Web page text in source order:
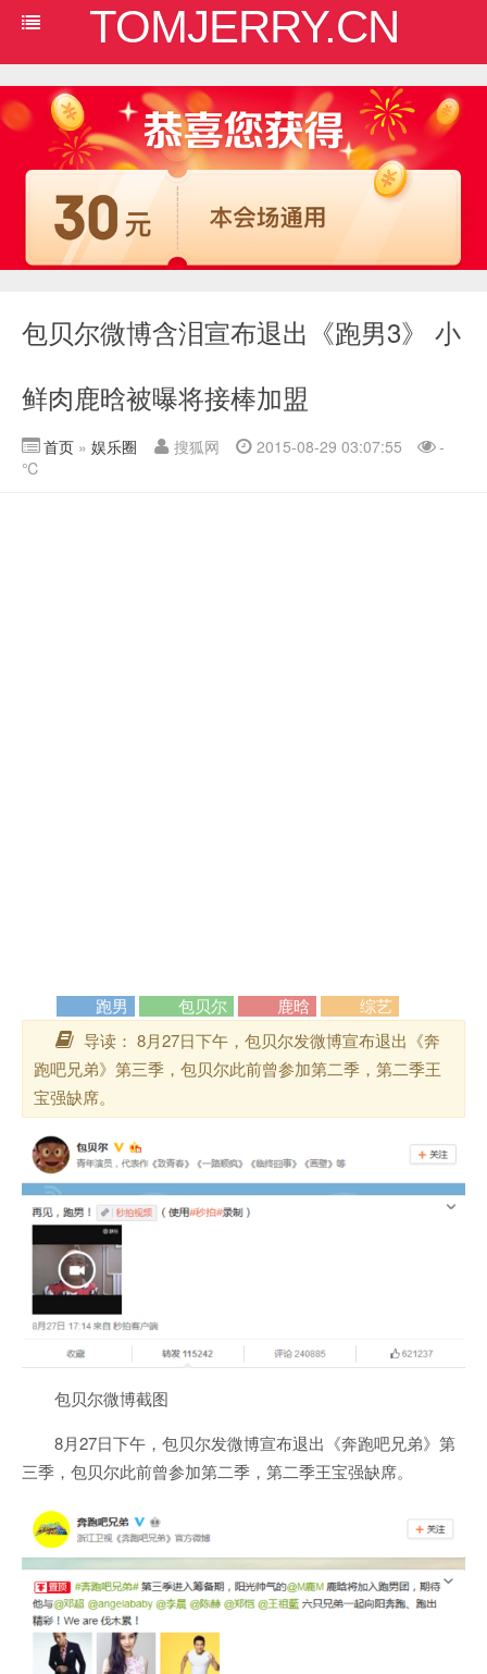
TOMJERRY.CN
包贝尔微博含泪宣布退出《跑男3》 小
鲜肉鹿晗被曝将接棒加盟
首页 » 娱乐圈 搜狐网 2015-08-29 03:07:55
-
℃
跑男 包贝尔 鹿晗
综艺
导读： 8月27日下午，包贝尔发微博宣布退出《奔
跑吧兄弟》第三季，包贝尔此前曾参加第二季，第二季王
宝强缺席。
包贝尔微博截图
8月27日下午，包贝尔发微博宣布退出《奔跑吧兄弟》第
三季，包贝尔此前曾参加第二季，第二季王宝强缺席。